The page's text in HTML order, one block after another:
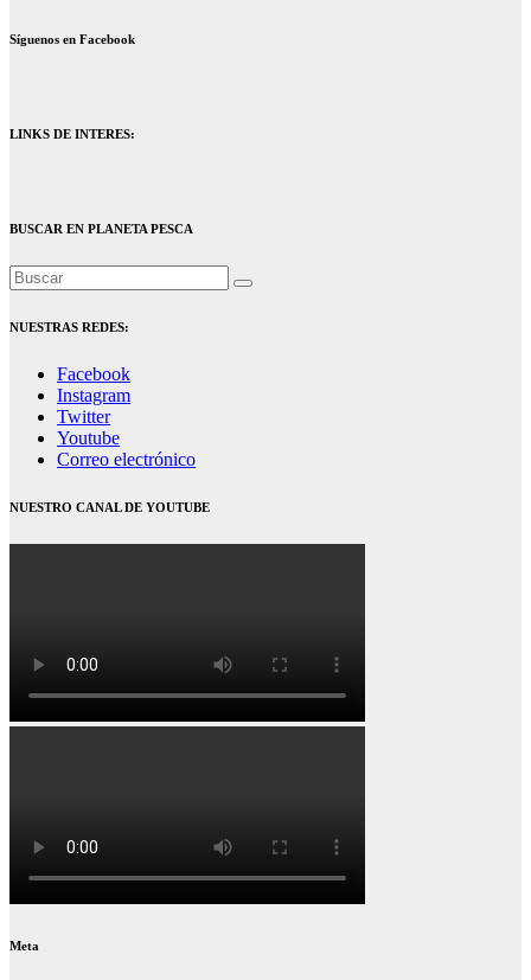
Síguenos en Facebook
LINKS DE INTERES:
BUSCAR EN PLANETA PESCA
NUESTRAS REDES:
Facebook
Instagram
Twitter
Youtube
Correo electrónico
NUESTRO CANAL DE YOUTUBE
Meta